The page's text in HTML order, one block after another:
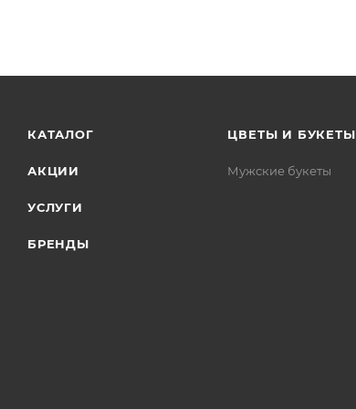
КАТАЛОГ
АКЦИИ
УСЛУГИ
БРЕНДЫ
ЦВЕТЫ И БУКЕТЫ
Мужские букеты